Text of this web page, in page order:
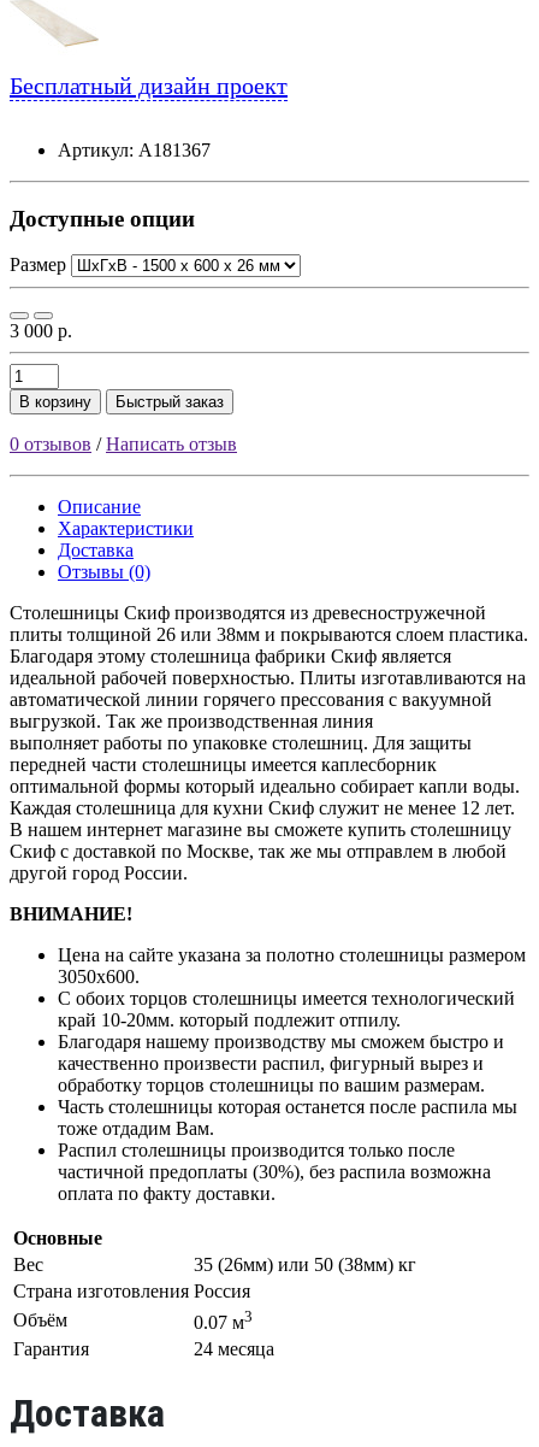
Бесплатный дизайн проект
Артикул: А181367
Доступные опции
Размер
3 000 р.
В корзину Быстрый заказ
0 отзывов /Написать отзыв
Описание
Характеристики
Доставка
Отзывы (0)
Столешницы Скиф производятся из древесностружечной
плиты толщиной 26 или 38мм и покрываются слоем пластика.
Благодаря этому столешница фабрики Скиф является
идеальной рабочей поверхностью. Плиты изготавливаются на
автоматической линии горячего прессования с вакуумной
выгрузкой. Так же производственная линия
выполняет работы по упаковке столешниц. Для защиты
передней части столешницы имеется каплесборник
оптимальной формы который идеально собирает капли воды.
Каждая столешница для кухни Скиф служит не менее 12 лет.
В нашем интернет магазине вы сможете купить столешницу
Скиф с доставкой по Москве, так же мы отправлем в любой
другой город России.
ВНИМАНИЕ!
Цена на сайте указана за полотно столешницы размером
3050х600.
С обоих торцов столешницы имеется технологический
край 10-20мм. который подлежит отпилу.
Благодаря нашему производству мы сможем быстро и
качественно произвести распил, фигурный вырез и
обработку торцов столешницы по вашим размерам.
Часть столешницы которая останется после распила мы
тоже отдадим Вам.
Распил столешницы производится только после
частичной предоплаты (30%), без распила возможна
оплата по факту доставки.
Основные
Вес
35 (26мм) или 50 (38мм) кг
Страна изготовления Россия
Объём
0.07 м3
Гарантия 24 месяца
Доставка